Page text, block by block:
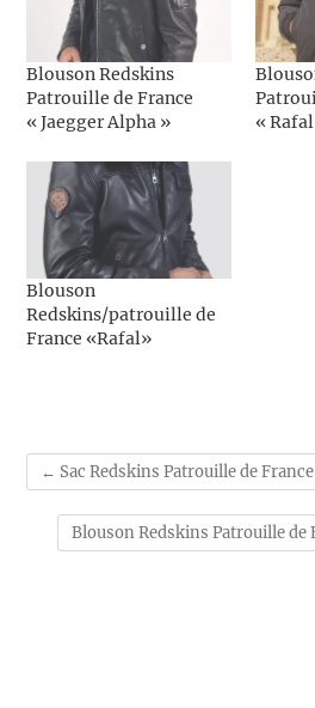
Blouson Redskins
Patrouille de France
« Jaegger Alpha »
«
Blouson
Redskins/patrouille de
France «Rafal»
← Sac Redskins Patrouille de
Blouson Redskins Patrouille de